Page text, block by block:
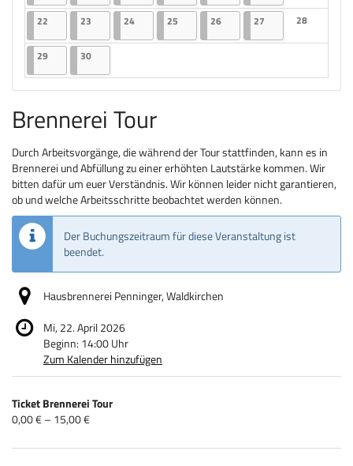
Keine
22 22.06.2026
2 Veranstaltungen
23 23.06.2026
2 Veranstaltungen
2424.06.2026
2 Veranstaltungen
25 25.06.2026
2 Veranstaltungen
2626.06.2026
2 Veranstaltungen
27 27.06.2026
2 Veranstaltungen
28
Keine
2929.06.2026
2 Veranstaltungen
3030.06.2026
2 Veranstaltungen
Brennerei Tour
Durch Arbeitsvorgänge, die während der Tour stattfinden, kann es in
Brennerei und Abfüllung zu einer erhöhten Lautstärke kommen. Wir
bitten dafür um euer Verständnis. Wir können leider nicht garantieren,
ob und welche Arbeitsschritte beobachtet werden können.
Der Buchungszeitraum für diese Veranstaltung ist
beendet.
Hausbrennerei Penninger, Waldkirchen
Mi, 22. April 2026
Beginn: 14:00Uhr
Zum Kalender hinzufügen
Produkte
Unkategorisierte
Produkte
Ticket Brennerei Tour
von
bis
0,00 € – 15,00 €